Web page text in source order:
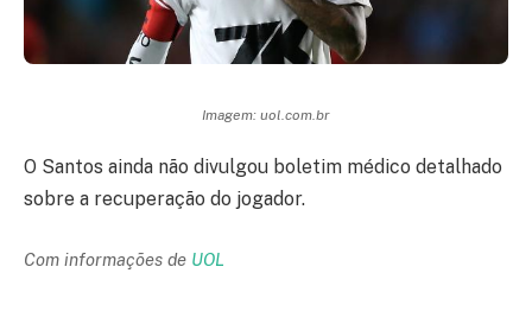
Imagem: uol.com.br
O Santos ainda não divulgou boletim médico detalhado
sobre a recuperação do jogador.
Com informações de UOL